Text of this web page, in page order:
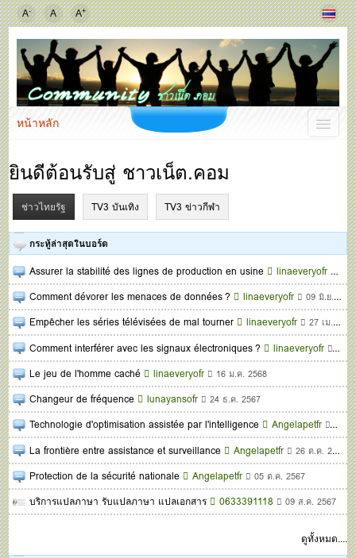
A- A A+
หน้าหลัก
ยินดีต้อนรับสู่ ชาวเน็ต.คอม
ช่าวไทยรัฐ TV3 บันเทิง TV3 ข่าวกีฬา
กระทู้ล่าสุดในบอร์ด
Assurer la stabilité des lignes de production en usine
linaeveryofr
Comment dévorer les menaces de données ? linaeveryofr 09 มิ.ย. 2568
Empêcher les séries télévisées de mal tourner linaeveryofr 27 เม.ย. 2568
Comment interférer avec les signaux électroniques ? linaeveryofr 11
Le jeu de l'homme caché linaeveryofr 16 ม.ค. 2568
Changeur de fréquence lunayansofr 24 ธ.ค. 2567
Technologie d'optimisation assistée par l'intelligence Angelapetfr 02 ธ
La frontière entre assistance et surveillance Angelapetfr 26 ต.ค. 2567
Protection de la sécurité nationale Angelapetfr 05 ต.ค. 2567
บริการแปลภาษา รับแปลภาษา แปลเอกสาร 0633391118 09 ส.ค. 2567
ดูทั้งหมด....